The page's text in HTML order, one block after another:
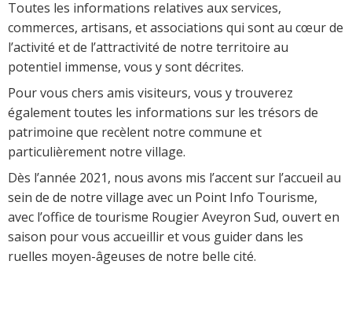
Toutes les informations relatives aux services,
commerces, artisans, et associations qui sont au cœur de
l’activité et de l’attractivité de notre territoire au
potentiel immense, vous y sont décrites.
Pour vous chers amis visiteurs, vous y trouverez
également toutes les informations sur les trésors de
patrimoine que recèlent notre commune et
particulièrement notre village.
Dès l’année 2021, nous avons mis l’accent sur l’accueil au
sein de de notre village avec un Point Info Tourisme,
avec l’office de tourisme Rougier Aveyron Sud, ouvert en
saison pour vous accueillir et vous guider dans les
ruelles moyen-âgeuses de notre belle cité.